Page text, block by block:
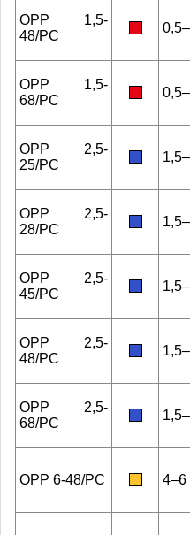
OPP 1,5-
48/PC
OPP 1,5-
68/PC
OPP 2,5-
25/PC
OPP 2,5-
28/PC
OPP 2,5-
45/PC
OPP 2,5-
48/PC
OPP 2,5-
68/PC
OPP 6-48/PC 4–6